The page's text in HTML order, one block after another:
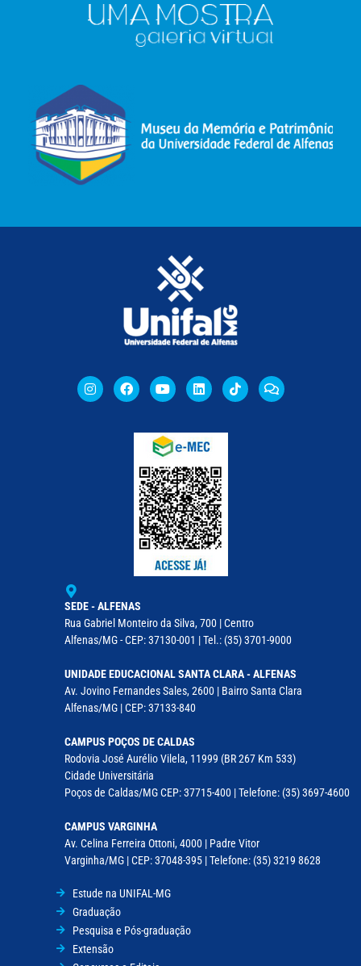
SEDE - ALFENAS
Rua Gabriel Monteiro da Silva, 700 | Centro
Alfenas/MG - CEP: 37130-001 | Tel.: (35) 3701-9000
UNIDADE EDUCACIONAL SANTA CLARA - ALFENAS
Av. Jovino Fernandes Sales, 2600 | Bairro Santa Clara
Alfenas/MG | CEP: 37133-840
CAMPUS POÇOS DE CALDAS
Rodovia José Aurélio Vilela, 11999 (BR 267 Km 533)
Cidade Universitária
Poços de Caldas/MG CEP: 37715-400 | Telefone: (35) 3697-4600
CAMPUS VARGINHA
Av. Celina Ferreira Ottoni, 4000 | Padre Vitor
Varginha/MG | CEP: 37048-395 | Telefone: (35) 3219 8628
Estude na UNIFAL-MG
Graduação
Pesquisa e Pós-graduação
Extensão